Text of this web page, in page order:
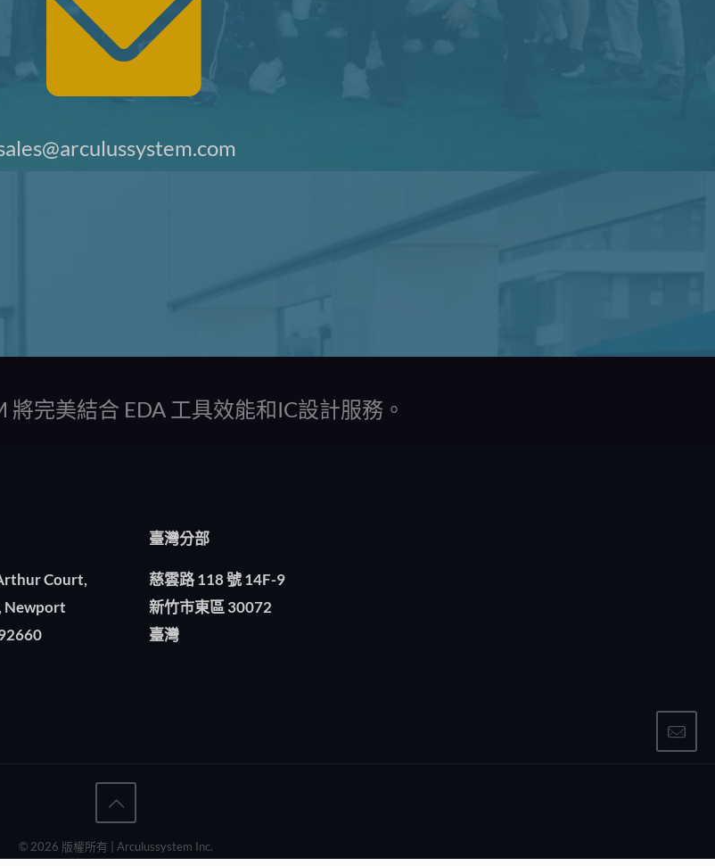
將完美結合 EDA 工具效能和IC設計服務。
Court,
Newport
臺灣分部
慈雲路 118 號 14F-9
新竹市東區 30072
臺灣
© 2026 版權所有 | Arculussystem Inc.